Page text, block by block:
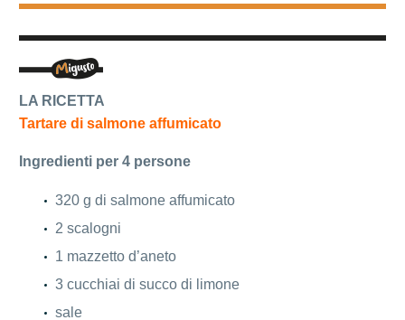
LA RICETTA
Tartare di salmone affumicato
Ingredienti per 4 persone
320 g di salmone affumicato
2 scalogni
1 mazzetto d’aneto
3 cucchiai di succo di limone
sale